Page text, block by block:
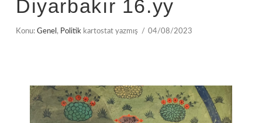
Diyarbakır 16.yy
Konu: Genel , Politik kartostat yazmış 04/08/2023